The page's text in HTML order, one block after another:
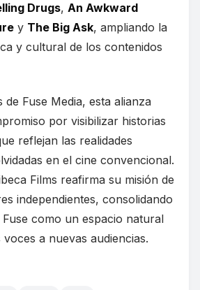
Drugs, An Awkward
y The Big Ask, ampliando la
y cultural de los contenidos
de Fuse Media, esta alianza
por visibilizar historias
reflejan las realidades
en el cine convencional.
Films reafirma su misión de
independientes, consolidando
como un espacio natural
a nuevas audiencias.